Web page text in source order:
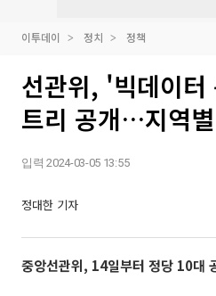
이투데이 정치 정책
선관위, '빅데이
트리 공개…지역
입력 2024-03-05 13:55
정대한 기자
중앙선관위, 14일부터 정당 10대